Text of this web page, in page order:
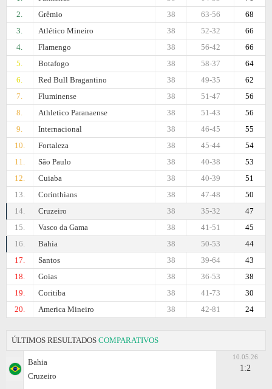
2.
Grêmio 68
63-56
38
3.
Atlético Mineiro 66
52-32
38
4.
Flamengo 66
56-42
38
5.
Botafogo 64
58-37
38
6.
Red Bull Bragantino 62
49-35
38
7.
Fluminense 56
51-47
38
8.
Athletico Paranaense 56
51-43
38
9.
Internacional 55
46-45
38
10.
Fortaleza 54
45-44
38
11.
São Paulo 53
40-38
38
12.
Cuiaba 51
40-39
38
13.
Corinthians 50
47-48
38
14.
Cruzeiro 47
35-32
38
15.
Vasco da Gama 45
41-51
38
16.
Bahia 44
50-53
38
17.
Santos 43
39-64
38
18.
Goias 38
36-53
38
19.
Coritiba 30
41-73
38
20.
Amеrica Mineiro 24
42-81
38
ÚLTIMOS RESULTADOS COMPARATIVOS
Bahia
Cruzeiro
10.05.26
1:2